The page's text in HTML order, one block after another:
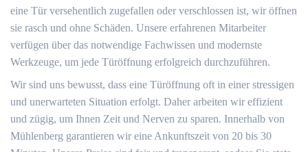
eine Tür versehentlich zugefallen oder verschlossen ist, wir öffnen
sie rasch und ohne Schäden. Unsere erfahrenen Mitarbeiter
verfügen über das notwendige Fachwissen und modernste
Werkzeuge, um jede Türöffnung erfolgreich durchzuführen.
Wir sind uns bewusst, dass eine Türöffnung oft in einer stressigen
und unerwarteten Situation erfolgt. Daher arbeiten wir effizient
und zügig, um Ihnen Zeit und Nerven zu sparen. Innerhalb von
Mühlenberg garantieren wir eine Ankunftszeit von 20 bis 30